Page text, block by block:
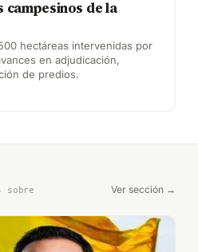
de la
hectáreas intervenidas por
en adjudicación,
de predios.
sobre Ver sección →